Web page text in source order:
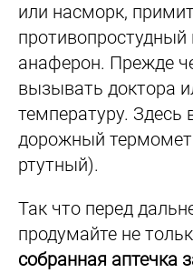
или насморк,
анаферон. Прежде
вызывать доктора
температуру. Здесь
дорожный
ртутный).
Так что перед
продумайте не
собранная аптечка